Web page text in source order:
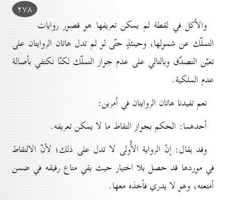
۲۷۸
والأكل في لقطة لم يمكن تعريفها هو قصور روايات
التملّك عن شمولها، وحينئذٍ حتّى لو لم تدل هاتان الروايتان على
تعيّن التصدّق وبالتالي على عدم جواز التملّك لكنّا نكتفي بأصالة
عدم الملكية.
نعم تفيدنا هاتان الروايتان في أمرين:
أحدهما: الحكم بجواز التقاط ما لا يمكن تعريفه.
وقد يقال: إنّ الرواية الأُولى لا تدل على ذلك؛ لأنّ الالتقاط
في موردها قد حصل بلا اختيار حيث بقي متاع رفيقه في ضمن
أمتعته، وهو لا يدري فأخذه معها.